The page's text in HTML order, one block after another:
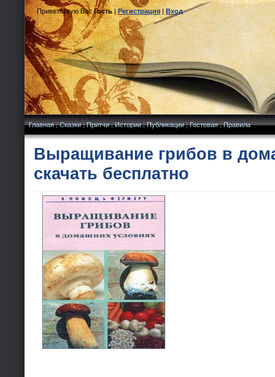
Приветствую Вас Гость|Регистрация|Вход
Главная|Сказки|Притчи|Истории|Публикации|Гостевая|Правила
Выращивание грибов в
скачать бесплатно